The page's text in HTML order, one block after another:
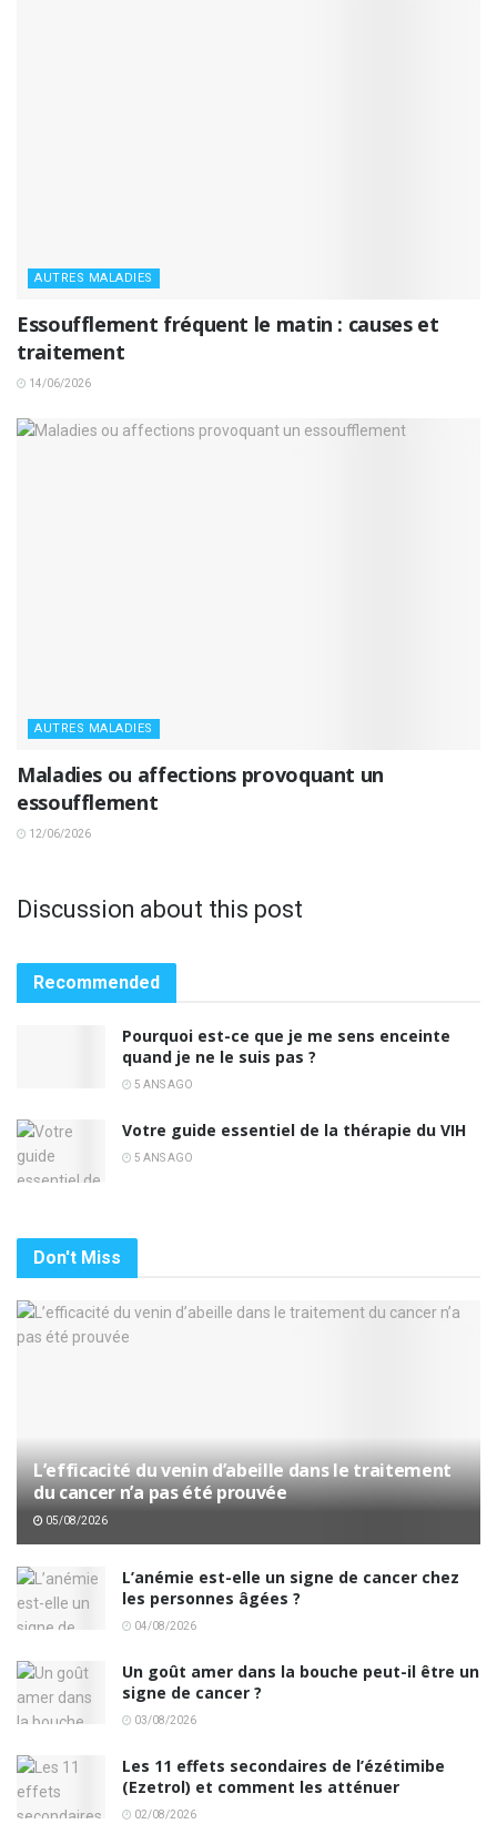
AUTRES MALADIES
Essoufflement fréquent le matin : causes et
traitement
14/06/2026
AUTRES MALADIES
Maladies ou affections provoquant un
essoufflement
12/06/2026
Discussion about this post
Recommended
Pourquoi est-ce que je me sens enceinte
quand je ne le suis pas ?
5 ANS AGO
Votre guide essentiel de la thérapie du VIH
5 ANS AGO
Don't Miss
L’efficacité du venin d’abeille dans le traitement
du cancer n’a pas été prouvée
05/08/2026
L’anémie est-elle un signe de cancer chez
les personnes âgées ?
04/08/2026
Un goût amer dans la bouche peut-il être un
signe de cancer ?
03/08/2026
Les 11 effets secondaires de l’ézétimibe
(Ezetrol) et comment les atténuer
02/08/2026